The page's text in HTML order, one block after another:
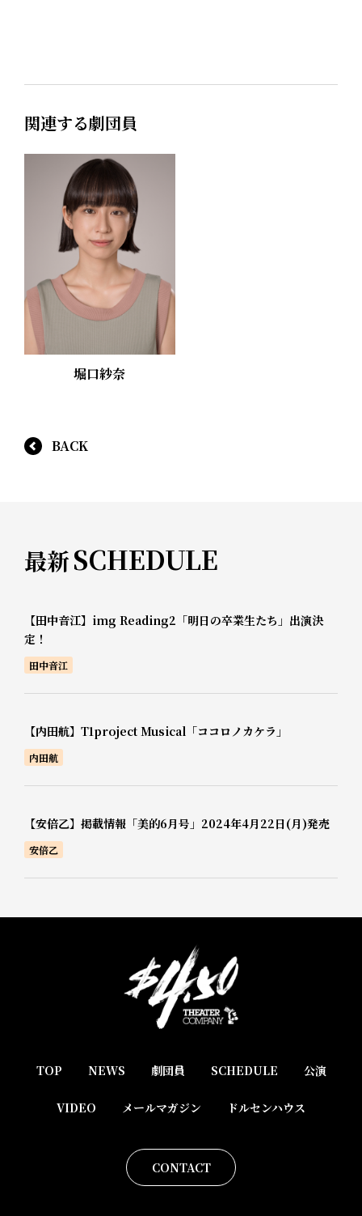
関連する劇団員
堀口紗奈
BACK
最新SCHEDULE
【田中音江】img Reading2「明日の卒業生たち」出演決
定！
田中音江
【内田航】T1project Musical「ココロノカケラ」
内田航
【安倍乙】掲載情報「美的6月号」2024年4月22日(月)発売
安倍乙
TOP NEWS 劇団員 SCHEDULE 公演
VIDEO メールマガジン ドルセンハウス
CONTACT